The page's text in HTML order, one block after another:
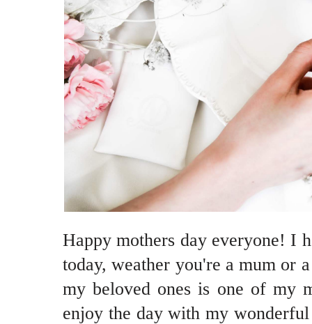
Happy mothers day everyone! I
today, weather you're a mum or
my beloved ones is one of my
enjoy the day with my